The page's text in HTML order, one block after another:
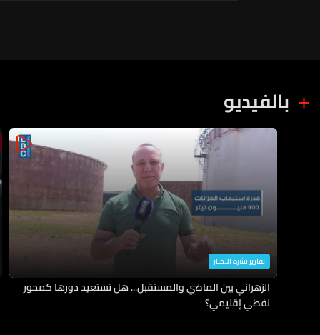
بالفيديو
تقارير نشرة الاخبار
الزهراني بين الماضي والمستقبل... هل تستعيد دورها كمحور
نفطي إقليمي؟